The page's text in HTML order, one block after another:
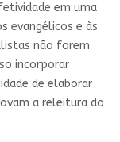
em uma
evangélicos e às
não forem
incorporar
de elaborar
a releitura do